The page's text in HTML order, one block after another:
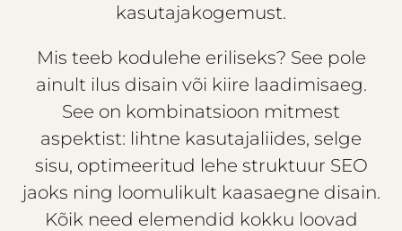
kasutajakogemust.
Mis teeb kodulehe eriliseks? See pole
ainult ilus disain või kiire laadimisaeg.
See on kombinatsioon mitmest
aspektist: lihtne kasutajaliides, selge
sisu, optimeeritud lehe struktuur SEO
jaoks ning loomulikult kaasaegne disain.
Kõik need elemendid kokku loovad